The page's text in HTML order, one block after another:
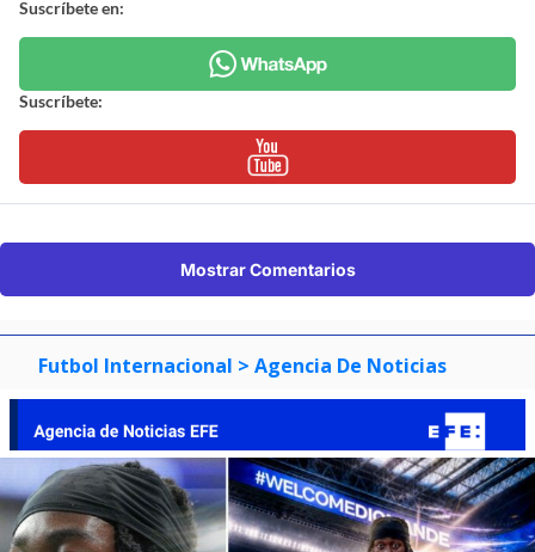
Suscríbete en:
Suscríbete:
Mostrar Comentarios
Futbol Internacional > Agencia De Noticias